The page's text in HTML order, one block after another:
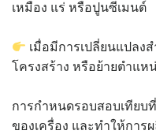
เหมือง แร่ หรือปูนซีเมนต์
เมื่อมีการเปลี่ยนแปลง
โครงสร้าง หรือย้ายตำแห
การกำหนดรอบสอบเทียบ
ของเครื่อง และทำให้การ